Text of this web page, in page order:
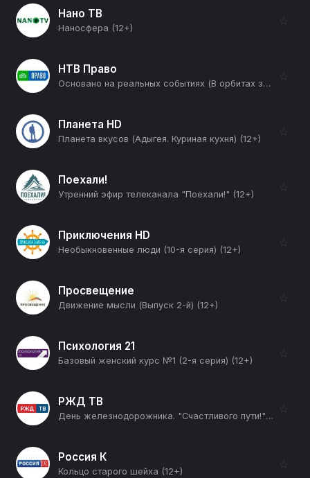
Нано ТВ
Наносфера (12+)
☆
НТВ Право
Основано на реальных событиях (В орбитах звезд. Часть 2-я) (12+)
☆
Планета HD
Планета вкусов (Адыгея. Куриная кухня) (12+)
☆
Поехали!
Утренний эфир телеканала "Поехали!" (12+)
☆
Приключения HD
Необыкновенные люди (10-я серия) (12+)
☆
Просвещение
Движение мысли (Выпуск 2-й) (12+)
☆
Психология 21
Базовый женский курс №1 (2-я серия) (12+)
☆
РЖД ТВ
День железнодорожника. "Счастливого пути!" (12+)
☆
Россия К
Кольцо старого шейха (12+)
☆